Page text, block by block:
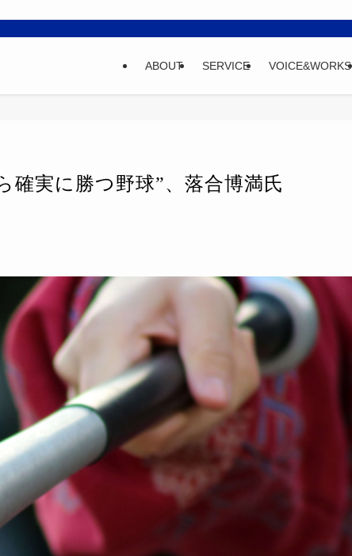
ABOUT SERVICE VOICE&WORKS
確実に勝つ野球”、落合博満氏